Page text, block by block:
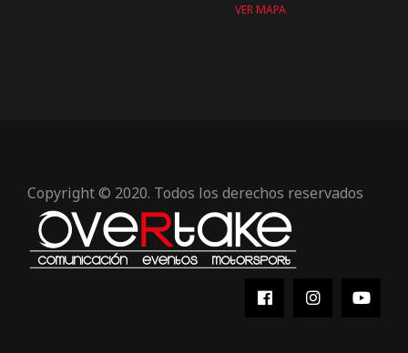
VER MAPA
Copyright © 2020. Todos los derechos reservados